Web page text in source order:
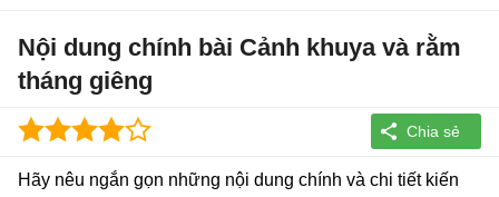
Nội dung chính bài Cảnh khuya và rằm
tháng giêng
Hãy nêu ngắn gọn những nội dung chính và chi tiết kiến